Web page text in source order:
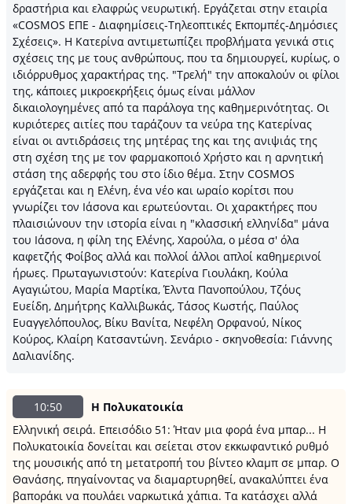
δραστήρια και ελαφρώς νευρωτική. Εργάζεται στην εταιρία
«COSMOS ΕΠΕ - Διαφημίσεις-Τηλεοπτικές Εκπομπές-Δημόσιες
Σχέσεις». Η Κατερίνα αντιμετωπίζει προβλήματα γενικά στις
σχέσεις της με τους ανθρώπους, που τα δημιουργεί, κυρίως, ο
ιδιόρρυθμος χαρακτήρας της. "Τρελή" την αποκαλούν οι φίλοι
της, κάποιες μικροεκρήξεις όμως είναι μάλλον
δικαιολογημένες από τα παράλογα της καθημερινότητας. Οι
κυριότερες αιτίες που ταράζουν τα νεύρα της Κατερίνας
είναι οι αντιδράσεις της μητέρας της και της ανιψιάς της
στη σχέση της με τον φαρμακοποιό Χρήστο και η αρνητική
στάση της αδερφής του στο ίδιο θέμα. Στην COSMOS
εργάζεται και η Ελένη, ένα νέο και ωραίο κορίτσι που
γνωρίζει τον Ιάσονα και ερωτεύονται. Οι χαρακτήρες που
πλαισιώνουν την ιστορία είναι η "κλασσική ελληνίδα" μάνα
του Ιάσονα, η φίλη της Ελένης, Χαρούλα, ο μέσα σ' όλα
καφετζής Φοίβος αλλά και πολλοί άλλοι απλοί καθημερινοί
ήρωες. Πρωταγωνιστούν: Κατερίνα Γιουλάκη, Κούλα
Αγαγιώτου, Μαρία Μαρτίκα, Έλντα Πανοπούλου, Τζόυς
Ευείδη, Δημήτρης Καλλιβωκάς, Τάσος Κωστής, Παύλος
Ευαγγελόπουλος, Bίκυ Βανίτα, Νεφέλη Ορφανού, Νίκος
Κούρος, Κλαίρη Κατσαντώνη. Σενάριο - σκηνοθεσία: Γιάννης
Δαλιανίδης.
10:50
Η Πολυκατοικία
Ελληνική σειρά. Επεισόδιο 51: Ήταν μια φορά ένα μπαρ... Η
Πολυκατοικία δονείται και σείεται στον εκκωφαντικό ρυθμό
της μουσικής από τη μετατροπή του βίντεο κλαμπ σε μπαρ. Ο
Θανάσης, πηγαίνοντας να διαμαρτυρηθεί, ανακαλύπτει ένα
βαποράκι να πουλάει ναρκωτικά χάπια. Τα κατάσχει αλλά